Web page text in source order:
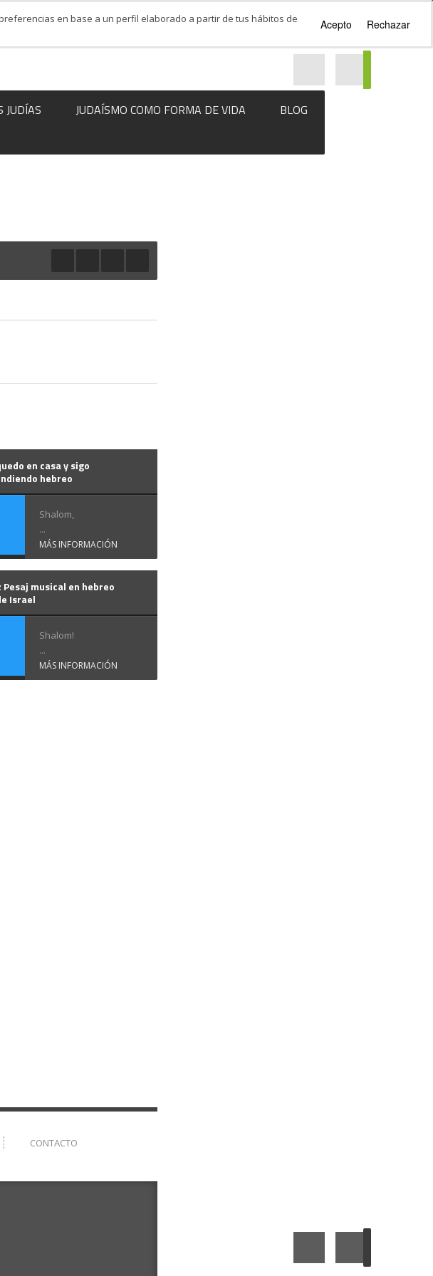
JUDÍAS JUDAÍSMO COMO FORMA DE VIDA BLOG
en casa y sigo
hebreo
Shalom,
...
MÁS INFORMACIÓN
Pesaj musical en hebreo
Israel
Shalom!
...
MÁS INFORMACIÓN
CONTACTO
en base a un perfil elaborado a partir de tus hábitos de
Acepto Rechazar